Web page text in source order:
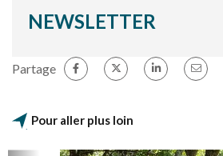
NEWSLETTER
Partage
Pour aller plus loin